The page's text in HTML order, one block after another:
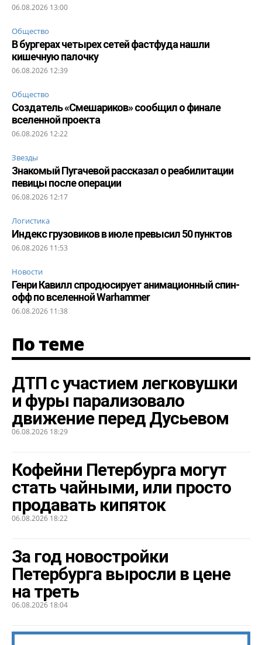
06.08.2026 13:00
Общество
В бургерах четырех сетей фастфуда нашли
кишечную палочку
06.08.2026 12:39
Общество
Создатель «Смешариков» сообщил о финале
вселенной проекта
06.08.2026 12:22
Звезды
Знакомый Пугачевой рассказал о реабилитации
певицы после операции
06.08.2026 12:17
Логистика
Индекс грузовиков в июле превысил 50 пунктов
06.08.2026 11:53
Новости
Генри Кавилл спродюсирует анимационный спин-
офф по вселенной Warhammer
06.08.2026 11:38
По теме
ДТП с участием легковушки
и фуры парализовало
движение перед Дусьевом
06.08.2026 18:29
Кофейни Петербурга могут
стать чайными, или просто
продавать кипяток
06.08.2026 18:22
За год новостройки
Петербурга выросли в цене
на треть
06.08.2026 18:04